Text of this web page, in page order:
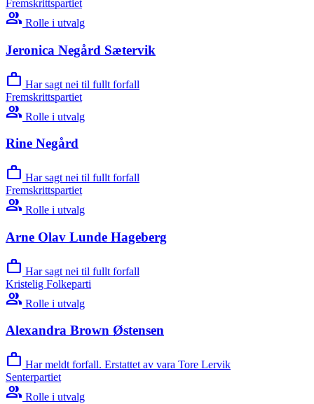
Fremskrittspartiet
group Rolle i utvalg
Jeronica Negård Sætervik
work Har sagt nei til fullt forfall
Fremskrittspartiet
group Rolle i utvalg
Rine Negård
work Har sagt nei til fullt forfall
Fremskrittspartiet
group Rolle i utvalg
Arne Olav Lunde Hageberg
work Har sagt nei til fullt forfall
Kristelig Folkeparti
group Rolle i utvalg
Alexandra Brown Østensen
work Har meldt forfall. Erstattet av vara Tore Lervik
Senterpartiet
group Rolle i utvalg